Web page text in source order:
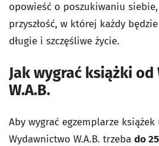
opowieść o poszukiwaniu
przyszłość, w której każdy
długie i szczęśliwe życie.
Jak wygrać książki
W.A.B.
Aby wygrać egzemplarze
Wydawnictwo W.A.B. trzeba do